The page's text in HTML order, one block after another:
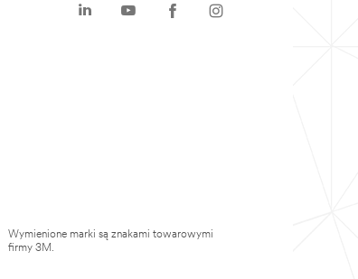
Wymienione marki są znakami towarowymi
firmy 3M.